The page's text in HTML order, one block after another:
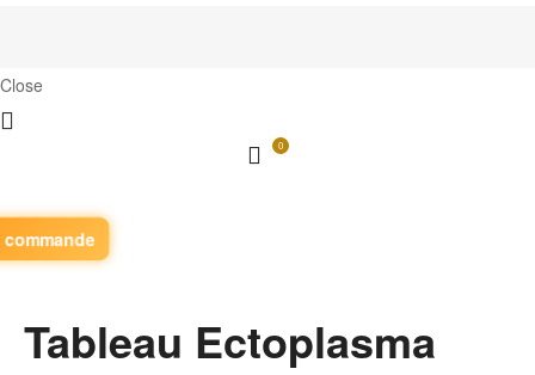
Close
0
commande
Tableau Ectoplasma